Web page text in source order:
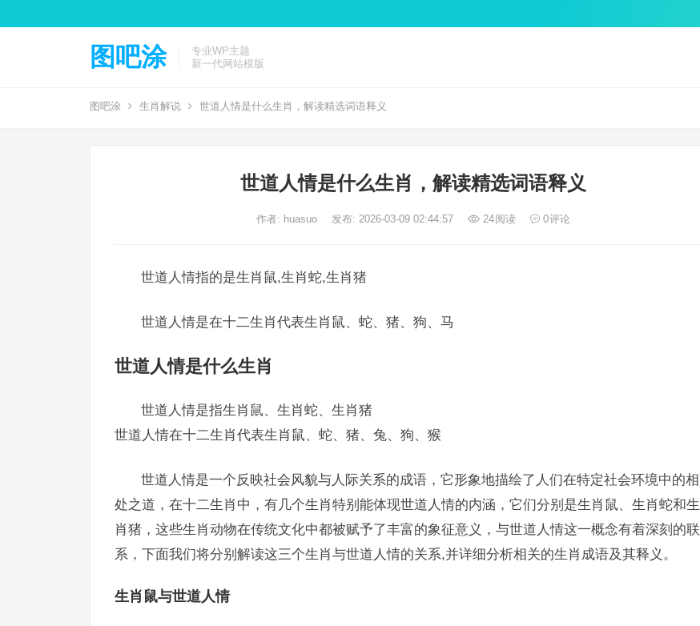
图吧涂
专业WP主题
新一代网站模版
图吧涂 生肖解说 世道人情是什么生肖，解读精选词语释义
世道人情是什么生肖，解读精选词语释义
作者: huasuo 发布: 2026-03-09 02:44:57 24阅读 0评论
世道人情指的是生肖鼠,生肖蛇,生肖猪
世道人情是在十二生肖代表生肖鼠、蛇、猪、狗、马
世道人情是什么生肖
世道人情是指生肖鼠、生肖蛇、生肖猪
世道人情在十二生肖代表生肖鼠、蛇、猪、兔、狗、猴
世道人情是一个反映社会风貌与人际关系的成语，它形象地描绘了人们在特定社会环境中的相
处之道，在十二生肖中，有几个生肖特别能体现世道人情的内涵，它们分别是生肖鼠、生肖蛇和生
肖猪，这些生肖动物在传统文化中都被赋予了丰富的象征意义，与世道人情这一概念有着深刻的联
系，下面我们将分别解读这三个生肖与世道人情的关系,并详细分析相关的生肖成语及其释义。
生肖鼠与世道人情